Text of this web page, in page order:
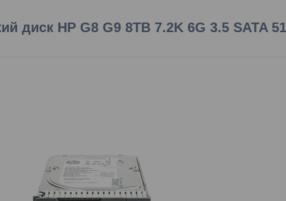
диск HP G8 G9 8TB 7.2K 6G 3.5 SATA